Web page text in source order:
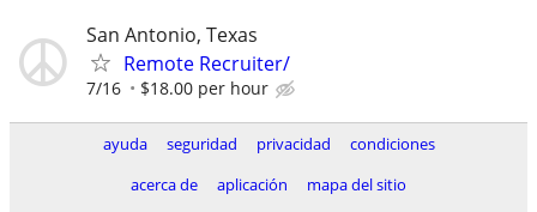
San Antonio, Texas
Remote Recruiter/
7/16 $18.00 per hour
ayuda seguridad privacidad
condiciones
acerca de
aplicación
mapa del sitio